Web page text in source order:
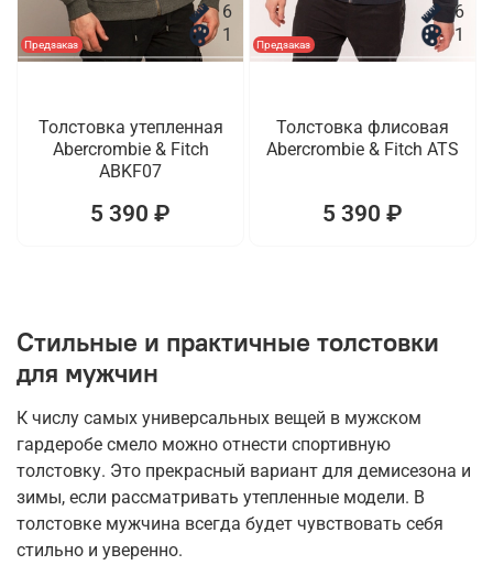
Предзаказ
6
1
Толстовка утепленная
Abercrombie & Fitch
ABKF07
5 390 ₽
Предзаказ
6
1
Толстовка флисовая
Abercrombie & Fitch ATS
5 390 ₽
Стильные и практичные толстовки
для мужчин
К числу самых универсальных вещей в мужском
гардеробе смело можно отнести спортивную
толстовку. Это прекрасный вариант для демисезона и
зимы, если рассматривать утепленные модели. В
толстовке мужчина всегда будет чувствовать себя
стильно и уверенно.